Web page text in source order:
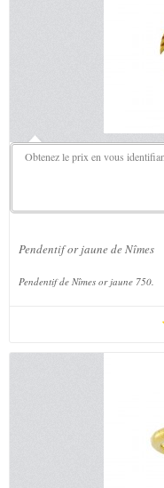
Obtenez le prix en vous
Pendentif or jaune de Nîmes
Pendentif de Nîmes or jaune 750.